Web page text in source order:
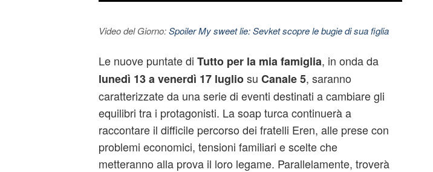
Video del Giorno:Spoiler My sweet lie: Sevket scopre le bugie di sua figlia
Le nuove puntate di Tutto per la mia famiglia, in onda da
lunedì 13 a venerdì 17 lugliosu Canale 5, saranno
caratterizzate da una serie di eventi destinati a cambiare gli
equilibri tra i protagonisti. La soap turca continuerà a
raccontare il difficile percorso dei fratelli Eren, alle prese con
problemi economici, tensioni familiari e scelte che
metteranno alla prova il loro legame. Parallelamente, troverà